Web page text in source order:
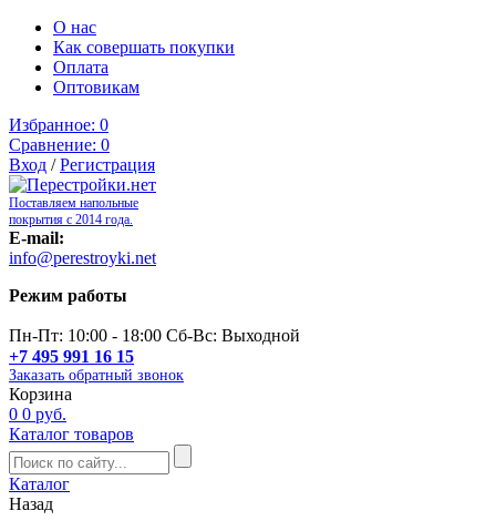
О нас
Как совершать покупки
Оплата
Оптовикам
Избранное: 0
Сравнение: 0
Вход /Регистрация
Поставляем напольные
покрытия с 2014 года.
E-mail:
info@perestroyki.net
Режим работы
Пн-Пт: 10:00 - 18:00 Сб-Вс: Выходной
+7 495 991 16 15
Заказать обратный звонок
Корзина
0 0 руб.
Каталог товаров
Каталог
Назад